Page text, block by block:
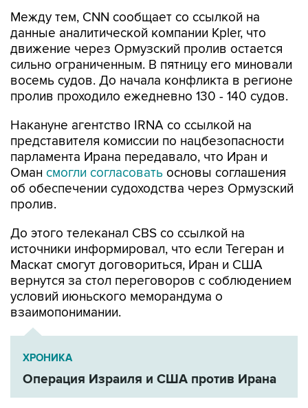
Между тем, CNN сообщает со ссылкой на
данные аналитической компании Kpler, что
движение через Ормузский пролив остается
сильно ограниченным. В пятницу его миновали
восемь судов. До начала конфликта в регионе
пролив проходило ежедневно 130 - 140 судов.
Накануне агентство IRNA со ссылкой на
представителя комиссии по нацбезопасности
парламента Ирана передавало, что Иран и
Оман смогли согласовать основы соглашения
об обеспечении судоходства через Ормузский
пролив.
До этого телеканал CBS со ссылкой на
источники информировал, что если Тегеран и
Маскат смогут договориться, Иран и США
вернутся за стол переговоров с соблюдением
условий июньского меморандума о
взаимопонимании.
ХРОНИКА
Операция Израиля и США против Ирана